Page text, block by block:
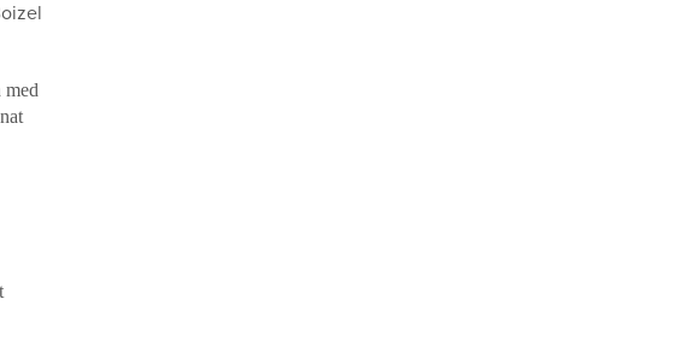
med